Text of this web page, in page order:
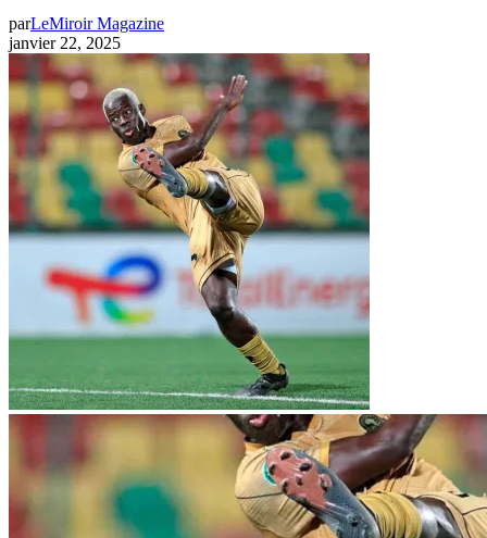
parLeMiroir Magazine
janvier 22, 2025